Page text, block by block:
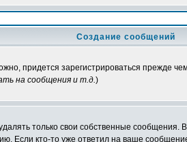
Создание сообщений
придется зарегистрироваться прежде
на сообщения и т.д.)
только свои собственные
Если кто-то уже ответил на ваше